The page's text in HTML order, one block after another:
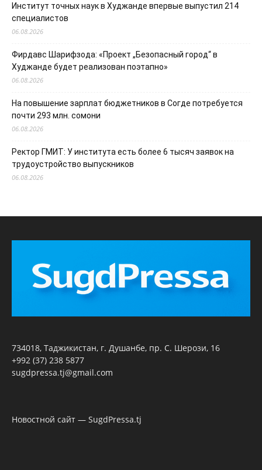
Институт точных наук в Худжанде впервые выпустил 214
специалистов
06.08.2026
Фирдавс Шарифзода: «Проект „Безопасный город“ в
Худжанде будет реализован поэтапно»
06.08.2026
На повышение зарплат бюджетников в Согде потребуется
почти 293 млн. сомони
06.08.2026
Ректор ГМИТ: У института есть более 6 тысяч заявок на
трудоустройство выпускников
06.08.2026
734018, Таджикистан, г. Душанбе, пр. С. Шерози, 16
+992 (37) 238 5877
sugdpressa.tj@gmail.com
Новостной сайт — SugdPressa.tj